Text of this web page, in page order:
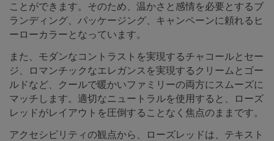
ことができます。そのため、温かさと感情を必要とするブ
ランディング、パッケージング、キャンペーンに頼れるヒ
ーローカラーとなっています。
また、モダンなコントラストを実現するチャコールとセー
ジ、ロマンチックなエレガンスを実現するクリームとゴー
ルドなど、クールで暖かいファミリーの両方にスムーズに
マッチします。適切なニュートラルを使用すると、ローズ
レッドがレイアウトを圧倒することなく焦点のままです。
アクセシビリティの観点から、ローズレッドは、テキスト